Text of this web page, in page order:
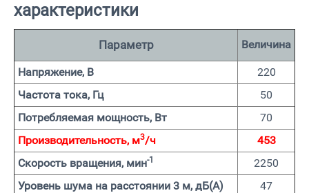
характеристики
Параметр Величина
Напряжение, В
220
Частота тока, Гц
50
Потребляемая мощность, Вт
70
Производительность, м3/ч
453
Скорость вращения, мин-1
2250
Уровень шума на расстоянии 3 м, дБ(А)
47